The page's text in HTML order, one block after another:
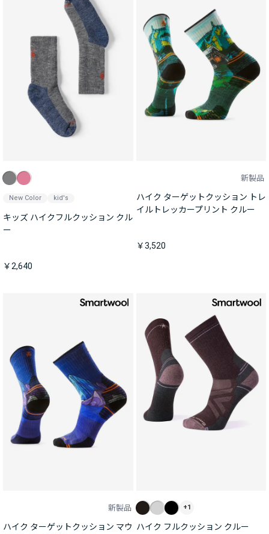
New Color kid's
キッズ ハイクフルクッション クル
ー
￥2,640
新製品
ハイク ターゲットクッション トレ
イルトレッカープリント クルー
￥3,520
新製品
ハイク ターゲットクッション マウ
+1
ハイク フルクッション クルー